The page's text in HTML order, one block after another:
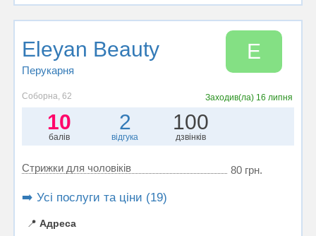
Eleyan Beauty
Перукарня
E
Соборна, 62 Заходив(ла) 16 липня
10
балів
2
відгука
100
дзвінків
Стрижки для чоловіків 80 грн.
➡️ Усі послуги та ціни (19)
📍 Адреса